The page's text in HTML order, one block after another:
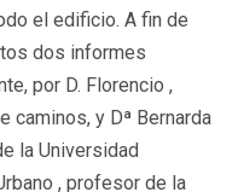
el edificio. A fin de
dos informes
por D. Florencio ,
caminos, y Dª Bernarda
la Universidad
, profesor de la